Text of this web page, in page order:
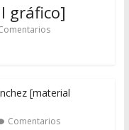
gráfico]
[material
Comentarios